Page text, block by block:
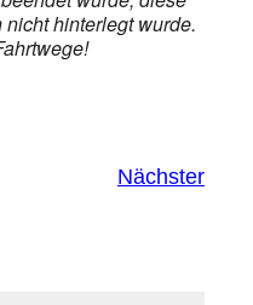
hinterlegt wurde.
Nächster